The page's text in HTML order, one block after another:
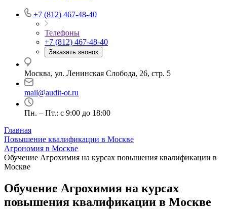
+7 (812) 467-48-40
Телефоны
+7 (812) 467-48-40
Заказать звонок
Москва, ул. Ленинская Слобода, 26, стр. 5
mail@audit-ot.ru
Пн. – Пт.: с 9:00 до 18:00
Главная
Повышение квалификации в Москве
Агрономия в Москве
Обучение Агрохимия на курсах повышения квалификации в
Москве
Обучение Агрохимия на курсах
повышения квалификации в Москве